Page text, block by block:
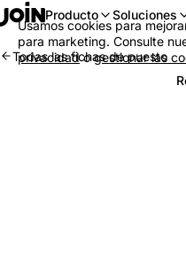
Producto Soluciones
Todas las fichas de puesto
Usamos cookies para
para marketing. Consulte
privacidadogestionar las